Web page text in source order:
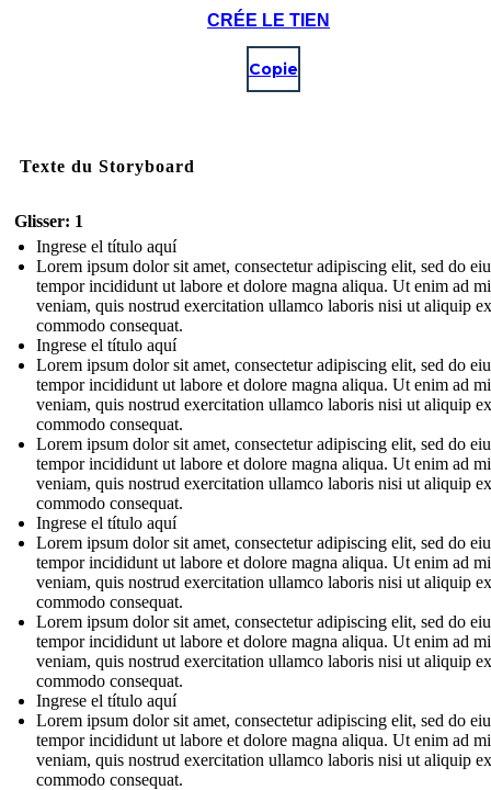
CRÉE LE TIEN
Copie
Texte du Storyboard
Glisser: 1
Ingrese el título aquí
Lorem ipsum dolor sit amet, consectetur adipiscing elit, sed do
tempor incididunt ut labore et dolore magna aliqua. Ut enim ad
veniam, quis nostrud exercitation ullamco laboris nisi ut aliquip
commodo consequat.
Ingrese el título aquí
Lorem ipsum dolor sit amet, consectetur adipiscing elit, sed do
tempor incididunt ut labore et dolore magna aliqua. Ut enim ad
veniam, quis nostrud exercitation ullamco laboris nisi ut aliquip
commodo consequat.
Lorem ipsum dolor sit amet, consectetur adipiscing elit, sed do
tempor incididunt ut labore et dolore magna aliqua. Ut enim ad
veniam, quis nostrud exercitation ullamco laboris nisi ut aliquip
commodo consequat.
Ingrese el título aquí
Lorem ipsum dolor sit amet, consectetur adipiscing elit, sed do
tempor incididunt ut labore et dolore magna aliqua. Ut enim ad
veniam, quis nostrud exercitation ullamco laboris nisi ut aliquip
commodo consequat.
Lorem ipsum dolor sit amet, consectetur adipiscing elit, sed do
tempor incididunt ut labore et dolore magna aliqua. Ut enim ad
veniam, quis nostrud exercitation ullamco laboris nisi ut aliquip
commodo consequat.
Ingrese el título aquí
Lorem ipsum dolor sit amet, consectetur adipiscing elit, sed do
tempor incididunt ut labore et dolore magna aliqua. Ut enim ad
veniam, quis nostrud exercitation ullamco laboris nisi ut aliquip
commodo consequat.